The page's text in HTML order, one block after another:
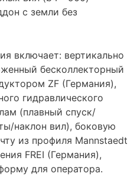
с земли без
включает: вертикально
бесколлекторный
ZF (Германия),
гидравлического
(плавный спуск/
наклон вил), боковую
из профиля Mannstaedt
FREI (Германия),
для оператора.